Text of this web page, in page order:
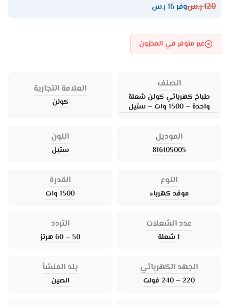
120ر.سوفر 16 ر.س
غير متوفر في المخزون
الصنف
طباخ كهربائي كولن شعلة
واحدة – 1500 وات – ستيل
العلامة التجارية
كولن
الموديل
816105005
اللون
ستيل
النوع
موقد كهرباء
القدرة
1500 وات
عدد الشعلات
1 شعلة
التردد
50 – 60 هرتز
الجهد الكهربائي
220 – 240 فولت
بلد المنشأ
الصين